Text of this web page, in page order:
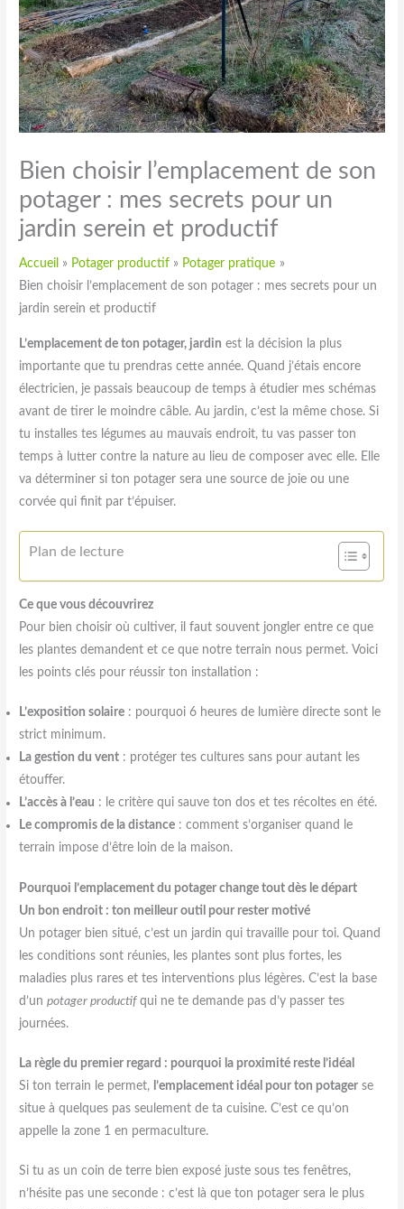
Bien choisir l’emplacement de son
potager : mes secrets pour un
jardin serein et productif
Accueil Potager productif
Potager pratique
Bien choisir l’emplacement de son potager : mes secrets pour un
jardin serein et productif
L’emplacement de ton potager, jardin est la décision la plus
importante que tu prendras cette année. Quand j’étais encore
électricien, je passais beaucoup de temps à étudier mes schémas
avant de tirer le moindre câble. Au jardin, c’est la même chose. Si
tu installes tes légumes au mauvais endroit, tu vas passer ton
temps à lutter contre la nature au lieu de composer avec elle. Elle
va déterminer si ton potager sera une source de joie ou une
corvée qui finit par t’épuiser.
Plan de lecture
Ce que vous découvrirez
Pour bien choisir où cultiver, il faut souvent jongler entre ce que
les plantes demandent et ce que notre terrain nous permet. Voici
les points clés pour réussir ton installation :
L’exposition solaire : pourquoi 6 heures de lumière directe sont le
strict minimum.
La gestion du vent : protéger tes cultures sans pour autant les
étouffer.
L’accès à l’eau : le critère qui sauve ton dos et tes récoltes en été.
Le compromis de la distance : comment s’organiser quand le
terrain impose d’être loin de la maison.
Pourquoi l’emplacement du potager change tout dès le départ
Un bon endroit : ton meilleur outil pour rester motivé
Un potager bien situé, c’est un jardin qui travaille pour toi. Quand
les conditions sont réunies, les plantes sont plus fortes, les
maladies plus rares et tes interventions plus légères. C’est la base
d’unpotager productifqui ne te demande pas d’y passer tes
journées.
La règle du premier regard : pourquoi la proximité reste l’idéal
Si ton terrain le permet, l’emplacement idéal pour ton potager se
situe à quelques pas seulement de ta cuisine. C’est ce qu’on
appelle la zone 1 en permaculture.
Si tu as un coin de terre bien exposé juste sous tes fenêtres,
n’hésite pas une seconde : c’est là que ton potager sera le plus